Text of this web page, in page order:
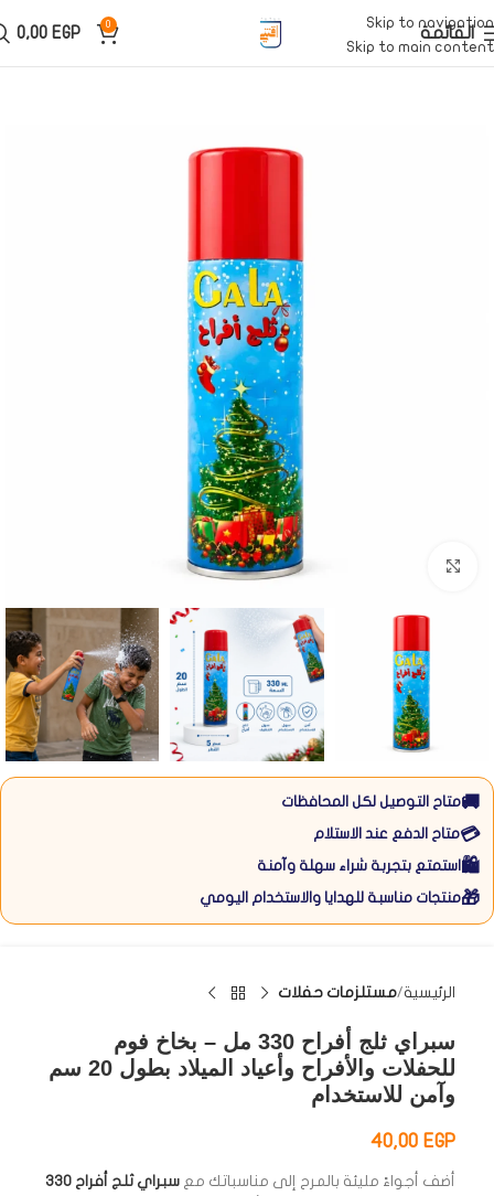
Skip to navigation
Skip to main content
القائمة 0
0,00 EGP
🚚متاح التوصيل لكل المحافظات
💳متاح الدفع عند الاستلام
🛍️ استمتع بتجربة شراء سهلة وآمنة
🎁منتجات مناسبة للهدايا والاستخدام اليومي
الرئيسية مستلزمات حفلات
سبراي ثلج أفراح 330 مل – بخاخ فوم
للحفلات والأفراح وأعياد الميلاد بطول 20 سم
وآمن للاستخدام
40,00 EGP
أضف أجواءً مليئة بالمرح إلى مناسباتك مع
سبراي ثلج أفراح 330